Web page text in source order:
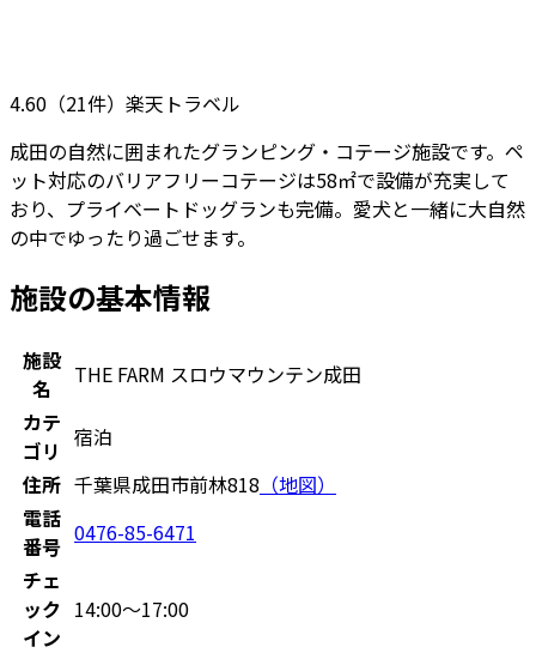
4.60 （21件） 楽天トラベル
成田の自然に囲まれたグランピング・コテージ施設です。ペ
ット対応のバリアフリーコテージは58㎡で設備が充実して
おり、プライベートドッグランも完備。愛犬と一緒に大自然
の中でゆったり過ごせます。
施設の基本情報
施設
名
THE FARM スロウマウンテン成田
カテ
ゴリ 宿泊
住所 千葉県成田市前林818 （地図）
電話
番号 0476-85-6471
チェ
ック
イン
14:00〜17:00